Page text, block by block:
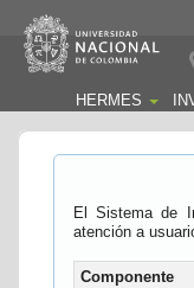
HERMES
El Sistema de
atención a
Componente